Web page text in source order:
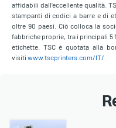
affidabili dall’eccellente qualità.
stampanti di codici a barre e di
oltre 90 paesi. Ciò colloca la
fabbriche proprie, tra i principali
etichette. TSC è quotata alla
visiti www.tscprinters.com/IT/